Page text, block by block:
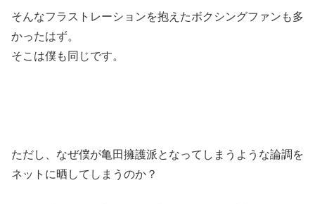
そんなフラストレーションを抱えたボクシングファンも多
かったはず。
そこは僕も同じです。
ただし、なぜ僕が亀田擁護派となってしまうような論調を
ネットに晒してしまうのか？